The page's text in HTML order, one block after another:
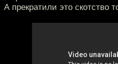
А прекратили это скотство